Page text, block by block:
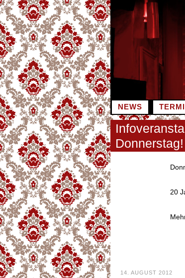
Zum
Inhalt
springen
NEWS
Donnerstag!
20
14. AUGUST 2012